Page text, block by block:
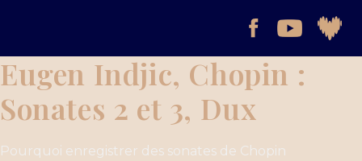
Eugen Indjic, Chopin :
Sonates 2 et 3, Dux
Pourquoi enregistrer des sonates de Chopin